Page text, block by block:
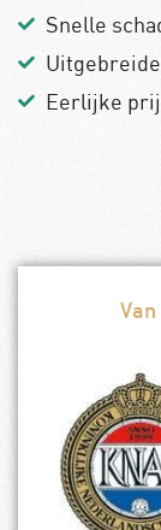
Snelle
Eerlijke